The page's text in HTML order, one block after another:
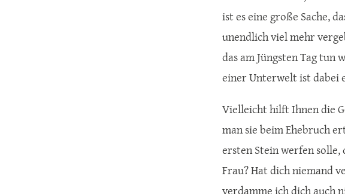
ist es eine große Sache,
unendlich viel mehr
das am Jüngsten Tag tun
einer Unterwelt ist dabei
Vielleicht hilft Ihnen die
man sie beim Ehebruch
ersten Stein werfen solle,
Frau? Hat dich niemand
verdamme ich dich auch